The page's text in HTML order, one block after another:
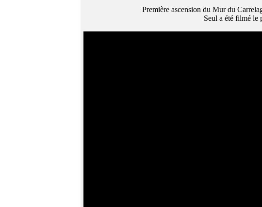
Première ascension du Mur du
Seul a été filmé le